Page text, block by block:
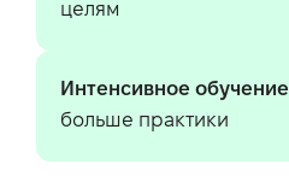
целям
Интенсивное обучение
больше практики